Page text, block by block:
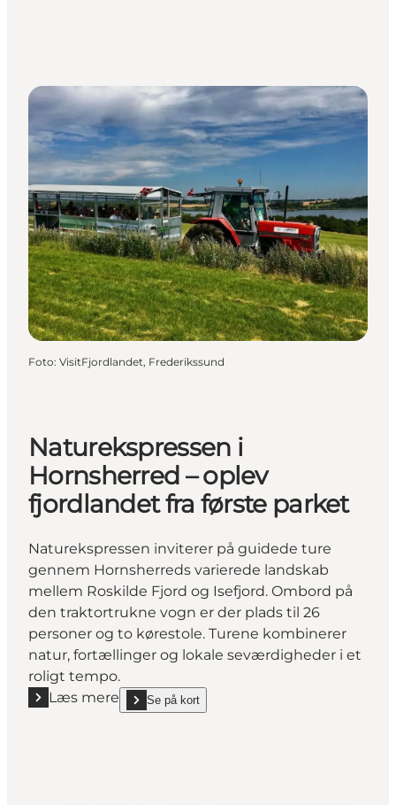
Foto: VisitFjordlandet, Frederikssund
Naturekspressen i
Hornsherred – oplev
fjordlandet fra første parket
Naturekspressen inviterer på guidede ture
gennem Hornsherreds varierede landskab
mellem Roskilde Fjord og Isefjord. Ombord på
den traktortrukne vogn er der plads til 26
personer og to kørestole. Turene kombinerer
natur, fortællinger og lokale seværdigheder i et
roligt tempo.
Læs mere
Læs mere "Naturekspressen i Hornsherred – oplev
Se på kort
show Naturekspressen i Hornsherred – oplev